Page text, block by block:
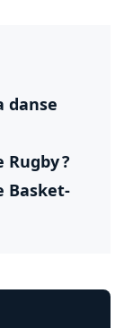
danse
?
Basket-